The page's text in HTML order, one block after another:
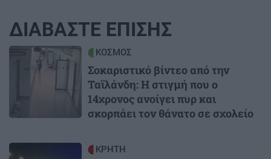
ΔΙΑΒΑΣΤΕ ΕΠΙΣΗΣ
Image ΚΟΣΜΟΣ
Σοκαριστικό βίντεο από την
Ταϊλάνδη: Η στιγμή που ο
14χρονος ανοίγει πυρ και
σκορπάει τον θάνατο σε σχολείο
Image ΚΡΗΤΗ